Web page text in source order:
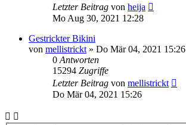
Letzter Beitrag von heija
Mo Aug 30, 2021 12:28
Gestrickter Bikini
von mellistrickt » Do Mär 04, 2021 15:26
0 Antworten
15294 Zugriffe
Letzter Beitrag von mellistrickt
Do Mär 04, 2021 15:26